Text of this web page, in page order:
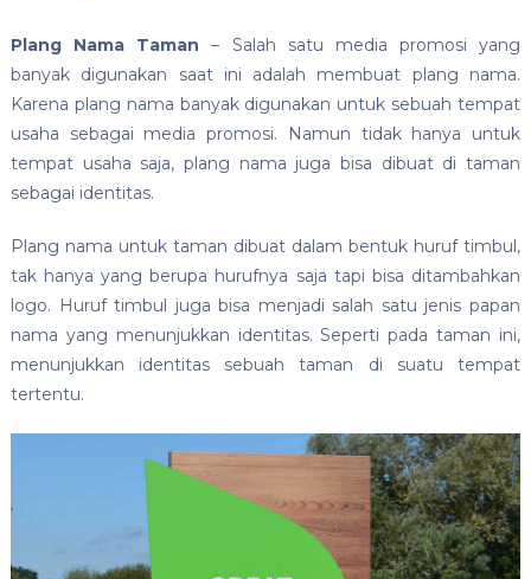
Plang Nama Taman – Salah satu media promosi yang
banyak digunakan saat ini adalah membuat plang nama.
Karena plang nama banyak digunakan untuk sebuah tempat
usaha sebagai media promosi. Namun tidak hanya untuk
tempat usaha saja, plang nama juga bisa dibuat di taman
sebagai identitas.
Plang nama untuk taman dibuat dalam bentuk huruf timbul,
tak hanya yang berupa hurufnya saja tapi bisa ditambahkan
logo. Huruf timbul juga bisa menjadi salah satu jenis papan
nama yang menunjukkan identitas. Seperti pada taman ini,
menunjukkan identitas sebuah taman di suatu tempat
tertentu.